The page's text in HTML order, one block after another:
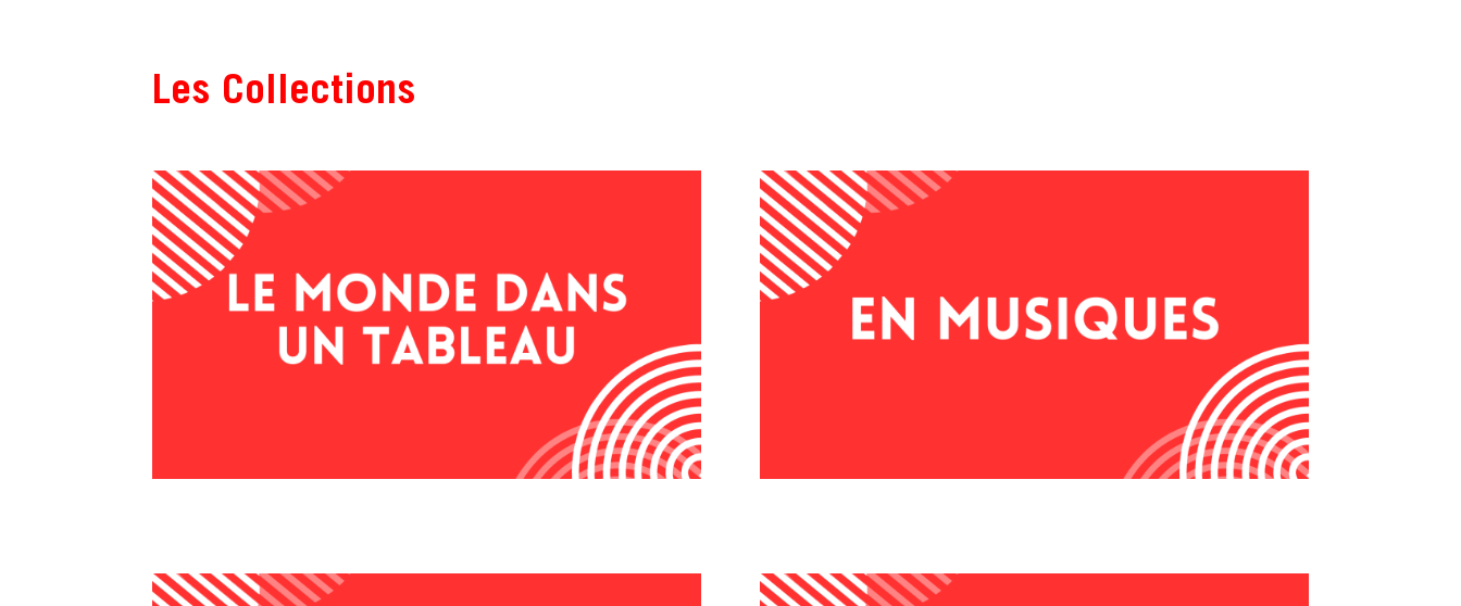
Les Collections